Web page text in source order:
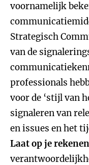
voornamelijk
Strategisch
van de
professionals
voor de ‘stijl van
signaleren van
en issues en het
Laat op je rekenen